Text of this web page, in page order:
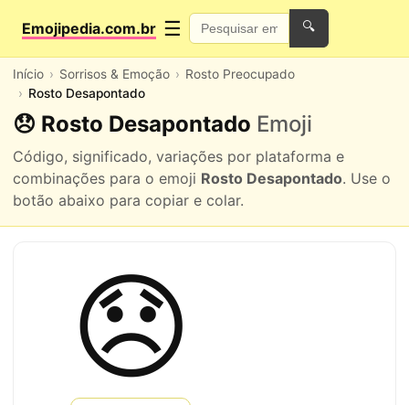
Emojipedia.com.br ☰ 🔍
Início Sorrisos & Emoção
Rosto Preocupado
Rosto Desapontado
😞 Rosto Desapontado Emoji
Código, significado, variações por plataforma e
combinações para o emoji Rosto Desapontado. Use o
botão abaixo para copiar e colar.
😞